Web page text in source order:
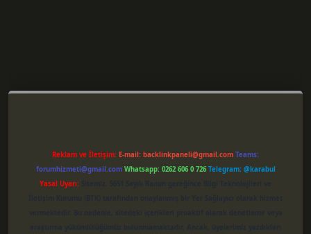
Reklam ve İletişim: E-mail: backlinkpaneli@gmail.com Teams:
forumhizmeti@gmail.com Whatsapp: 0262 606 0 726 Telegram: @karabul
Yasal Uyarı: